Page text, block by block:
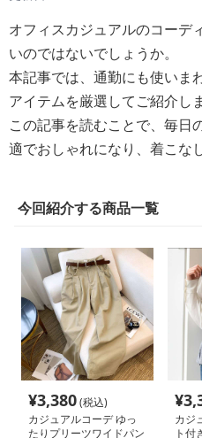
オフィスカジュアルのコーデ
いのではないでしょうか。
本記事では、通勤にも使いま
アイテムを厳選してご紹介しま
この記事を読むことで、毎日
適でおしゃれになり、着こな
今回紹介する商品一覧
¥3,380(税込)
カジュアルコーデ ゆっ
たりプリーツワイドパン
¥
カジ
ト付